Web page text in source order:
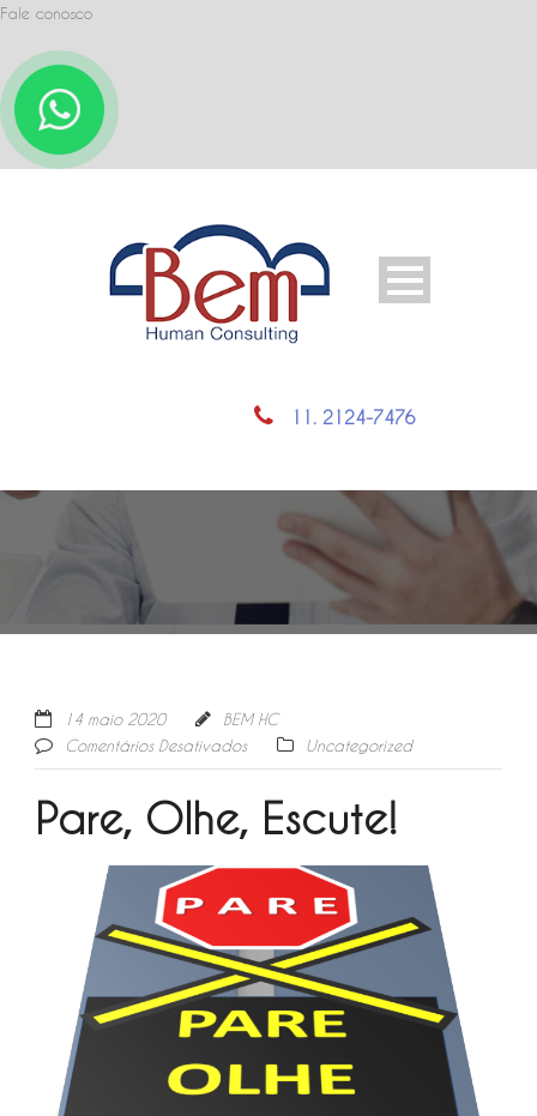
Fale conosco
11. 2124-7476
14 maio 2020
BEM HC
Comentários Desativados
Uncategorized
Pare, Olhe, Escute!